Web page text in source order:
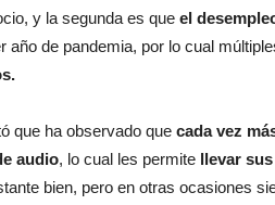
y la segunda es que el
año de pandemia, por lo cual
que ha observado que cada vez
audio, lo cual les permite llevar
bien, pero en otras ocasiones